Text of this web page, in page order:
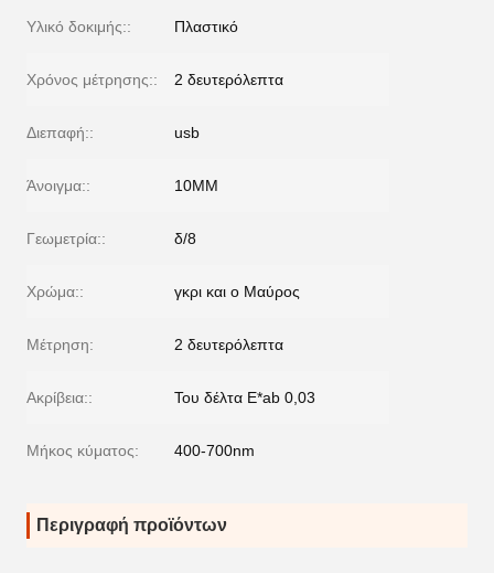
Υλικό δοκιμής:: Πλαστικό
Χρόνος μέτρησης:: 2 δευτερόλεπτα
Διεπαφή:: usb
Άνοιγμα:: 10MM
Γεωμετρία:: δ/8
Χρώμα:: γκρι και ο Μαύρος
Μέτρηση: 2 δευτερόλεπτα
Ακρίβεια:: Του δέλτα E*ab 0,03
Μήκος κύματος: 400-700nm
Περιγραφή προϊόντων